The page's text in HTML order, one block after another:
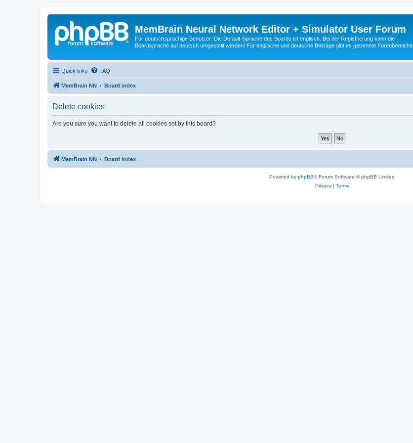
MemBrain Neural Network Editor + Simulator User Forum
Für deutschsprachige Benutzer: Die Default-Sprache des Boards ist englisch. Bei der Registrierung kann die
Boardsprache auf deutsch umgestellt werden! Für englische und deutsche Beiträge gibt es getrennte Forenbereiche.
Quick links FAQ
MemBrain NN Board index
Delete cookies
Are you sure you want to delete all cookies set by this board?
MemBrain NN Board index
Powered by phpBB® Forum Software © phpBB Limited
Privacy| Terms